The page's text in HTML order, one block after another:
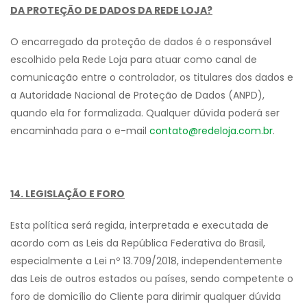
DA PROTEÇÃO DE DADOS DA REDE LOJA?
O encarregado da proteção de dados é o responsável
escolhido pela Rede Loja para atuar como canal de
comunicação entre o controlador, os titulares dos dados e
a Autoridade Nacional de Proteção de Dados (ANPD),
quando ela for formalizada. Qualquer dúvida poderá ser
encaminhada para o e-mail contato@redeloja.com.br.
14. LEGISLAÇÃO E FORO
Esta política será regida, interpretada e executada de
acordo com as Leis da República Federativa do Brasil,
especialmente a Lei nº 13.709/2018, independentemente
das Leis de outros estados ou países, sendo competente o
foro de domicílio do Cliente para dirimir qualquer dúvida